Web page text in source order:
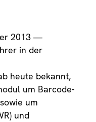
2013 —
in der
heute bekannt,
um Barcode-
um
und